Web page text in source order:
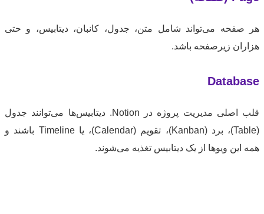
می‌تواند شامل متن، جدول، کانبان، دیتابیس، و حتی
زیرصفحه باشد.
قلب اصلی مدیریت پروژه در Notion. دیتابیس‌ها می‌توانند جدول
(Table)، برد (Kanban)، تقویم (Calendar)، یا Timeline باشند و
ویوها از یک دیتابیس تغذیه می‌شوند.